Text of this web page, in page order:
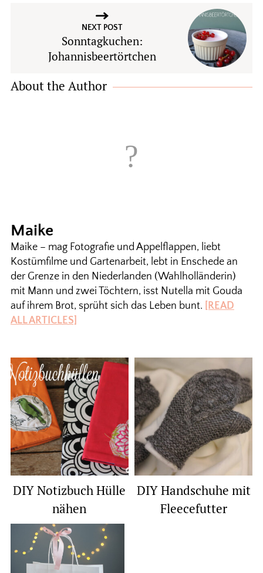
NEXT POST
Sonntagkuchen:
Johannisbeertörtchen
About the Author
Maike
Maike – mag Fotografie und Appelflappen, liebt
Kostümfilme und Gartenarbeit, lebt in Enschede an
der Grenze in den Niederlanden (Wahlholländerin)
mit Mann und zwei Töchtern, isst Nutella mit Gouda
auf ihrem Brot, sprüht sich das Leben bunt. [READ
ALL ARTICLES]
DIY Notizbuch Hülle
nähen
DIY Handschuhe mit
Fleecefutter